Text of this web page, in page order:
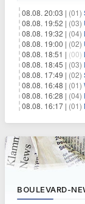
08.08. 20:03 | (01)
08.08. 19:52 | (03)
08.08. 19:32 | (04)
08.08. 19:00 | (02)
08.08. 18:51 | (00)
08.08. 18:45 | (03)
08.08. 17:49 | (02)
08.08. 16:48 | (01)
08.08. 16:28 | (04)
08.08. 16:17 | (01)
BOULEVARD-